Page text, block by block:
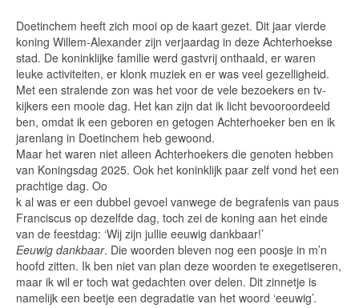
Doetinchem heeft zich mooi op de kaart gezet. Dit jaar vierde
koning Willem-Alexander zijn verjaardag in deze Achterhoekse
stad. De koninklijke familie werd gastvrij onthaald, er waren
leuke activiteiten, er klonk muziek en er was veel gezelligheid.
Met een stralende zon was het voor de vele bezoekers en tv-
kijkers een mooie dag. Het kan zijn dat ik licht bevooroordeeld
ben, omdat ik een geboren en getogen Achterhoeker ben en ik
jarenlang in Doetinchem heb gewoond.
Maar het waren niet alleen Achterhoekers die genoten hebben
van Koningsdag 2025. Ook het koninklijk paar zelf vond het een
prachtige dag. Oo
k al was er een dubbel gevoel vanwege de begrafenis van paus
Franciscus op dezelfde dag, toch zei de koning aan het einde
van de feestdag: ‘Wij zijn jullie eeuwig dankbaar!’
Eeuwig dankbaar. Die woorden bleven nog een poosje in m’n
hoofd zitten. Ik ben niet van plan deze woorden te exegetiseren,
maar ik wil er toch wat gedachten over delen. Dit zinnetje is
namelijk een beetje een degradatie van het woord ‘eeuwig’.